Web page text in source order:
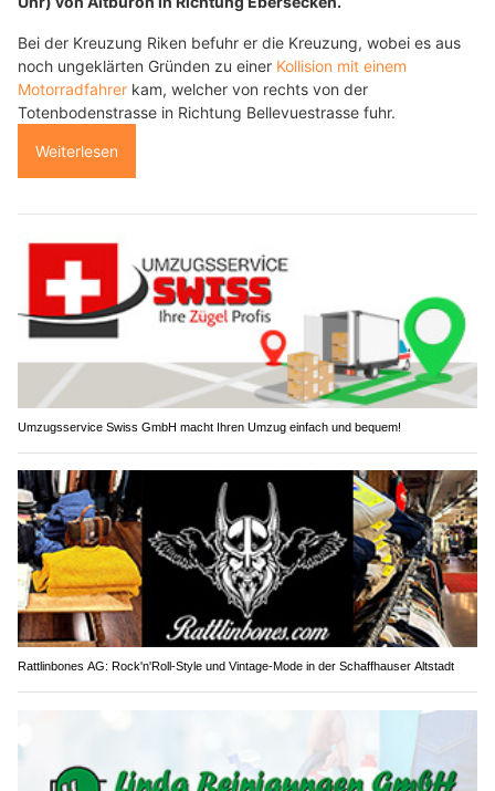
Bei der Kreuzung Riken befuhr er die Kreuzung, wobei es aus
noch ungeklärten Gründen zu einer Kollision mit einem
Motorradfahrer kam, welcher von rechts von der
Totenbodenstrasse in Richtung Bellevuestrasse fuhr.
Weiterlesen
Umzugsservice Swiss GmbH macht Ihren Umzug einfach und bequem!
Rattlinbones AG: Rock'n'Roll-Style und Vintage-Mode in der Schaffhauser Altstadt